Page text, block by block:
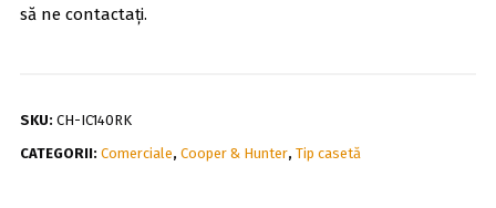
să ne contactați.
SKU: CH-IC140RK
CATEGORII: Comerciale, Cooper & Hunter, Tip casetă